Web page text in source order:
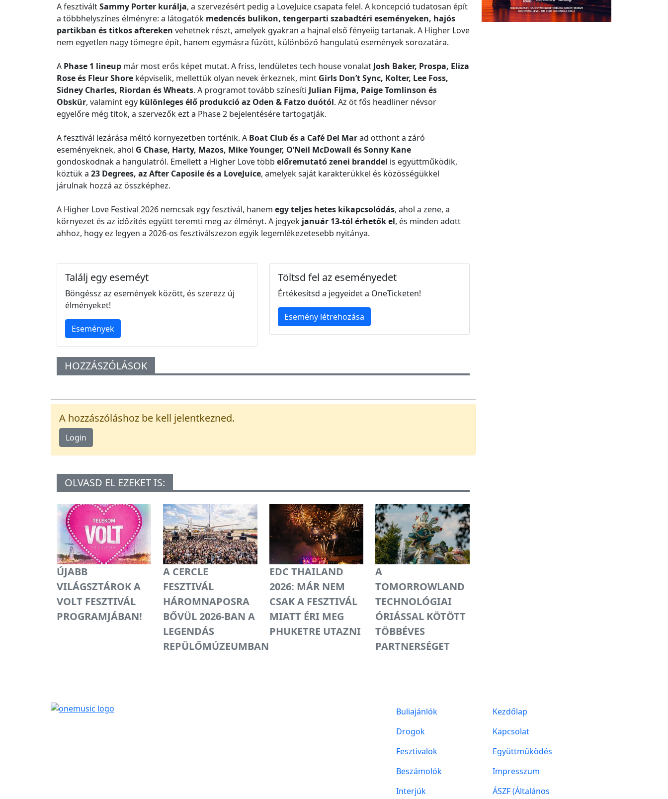
A fesztiváltSammy Porter kurálja, a szervezésért pedig a LoveJuice csapata felel. A koncepció tudatosan épít
a többhelyszínes élményre: a látogatók medencés bulikon, tengerparti szabadtéri eseményeken, hajós
partikban és titkos aftereken vehetnek részt, amelyek gyakran a hajnal első fényeiig tartanak. A Higher Love
nem egyetlen nagy tömegre épít, hanem egymásra fűzött, különböző hangulatú események sorozatára.
A Phase 1 lineup már most erős képet mutat. A friss, lendületes tech house vonalat Josh Baker, Prospa, Eliza
Rose és Fleur Shore képviselik, mellettük olyan nevek érkeznek, mint Girls Don’t Sync, Kolter, Lee Foss,
Sidney Charles, Riordan és Wheats. A programot tovább színesíti Julian Fijma, Paige Tomlinson és
Obskür, valamint egy különleges élő produkció az Oden & Fatzo duótól. Az öt fős headliner névsor
egyelőre még titok, a szervezők ezt a Phase 2 bejelentésére tartogatják.
A fesztivál lezárása méltó környezetben történik. A Boat Club és a Café Del Marad otthont a záró
eseményeknek, ahol G Chase, Harty, Mazos, Mike Younger, O’Neil McDowall és Sonny Kane
gondoskodnak a hangulatról. Emellett a Higher Love több előremutató zenei branddel is együttműködik,
köztük a 23 Degrees, az After Caposile és a LoveJuice, amelyek saját karakterükkel és közösségükkel
járulnak hozzá az összképhez.
A Higher Love Festival 2026 nemcsak egy fesztivál, hanem egy teljes hetes kikapcsolódás, ahol a zene, a
környezet és az időzítés együtt teremti meg az élményt. A jegyek január 13-tól érhetők el, és minden adott
ahhoz, hogy ez legyen a 2026-os fesztiválszezon egyik legemlékezetesebb nyitánya.
Találj egy eseméyt
Böngéssz az események között, és szerezz új
élményeket!
Események
Töltsd fel az eseményedet
Értékesítsd a jegyeidet a OneTicketen!
Esemény létrehozása
HOZZÁSZÓLÁSOK
A hozzászóláshoz be kell jelentkezned.
Login
OLVASD EL EZEKET IS:
ÚJABB
VILÁGSZTÁROK A
VOLT FESZTIVÁL
PROGRAMJÁBAN!
A CERCLE
FESZTIVÁL
HÁROMNAPOSRA
BŐVÜL 2026-BAN A
LEGENDÁS
REPÜLŐMÚZEUMBAN
EDC THAILAND
2026: MÁR NEM
CSAK A FESZTIVÁL
MIATT ÉRI MEG
PHUKETRE UTAZNI
A
TOMORROWLAND
TECHNOLÓGIAI
ÓRIÁSSAL KÖTÖTT
TÖBBÉVES
PARTNERSÉGET
Buliajánlók
Drogok
Fesztivalok
Beszámolók
Interjúk
Kezdőlap
Kapcsolat
Együttműködés
Impresszum
ÁSZF (Általános